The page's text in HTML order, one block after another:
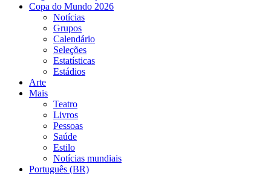
Copa do Mundo 2026
Notícias
Grupos
Calendário
Seleções
Estatísticas
Estádios
Arte
Mais
Teatro
Livros
Pessoas
Saúde
Estilo
Notícias mundiais
Português (BR)